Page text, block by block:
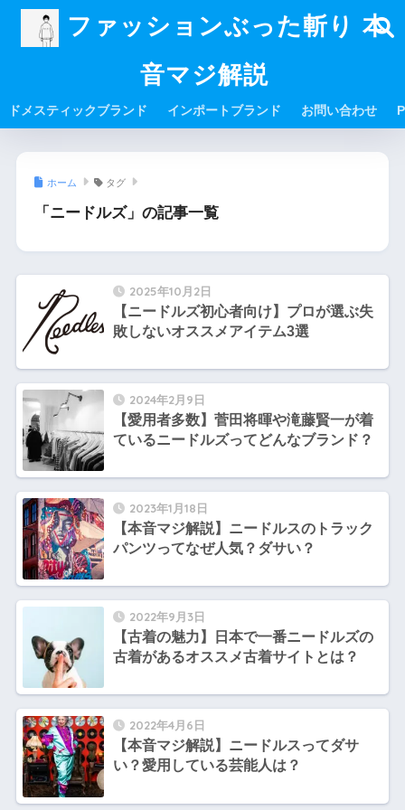
ファッションぶった斬り 本
音マジ解説
ドメスティックブランド インポートブランド お問い合わせ
ホーム タグ
「ニードルズ」の記事一覧
2025年10月2日
【ニードルズ初心者向け】プロが選ぶ失
敗しないオススメアイテム3選
2024年2月9日
【愛用者多数】菅田将暉や滝藤賢一が着
ているニードルズってどんなブランド？
2023年1月18日
【本音マジ解説】ニードルスのトラック
パンツってなぜ人気？ダサい？
2022年9月3日
【古着の魅力】日本で一番ニードルズの
古着があるオススメ古着サイトとは？
2022年4月6日
【本音マジ解説】ニードルスってダサ
い？愛用している芸能人は？